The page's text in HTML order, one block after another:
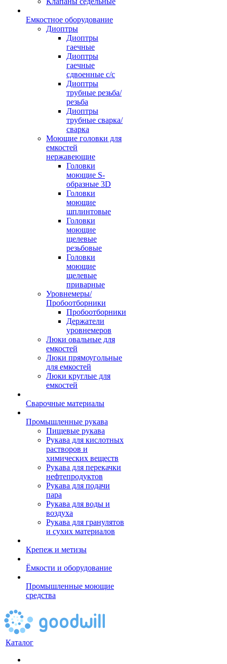
Емкостное оборудование
Диоптры
Диоптры
гаечные
Диоптры
гаечные
сдвоенные c/c
Диоптры
трубные резьба/
резьба
Диоптры
трубные сварка/
сварка
Моющие головки для
емкостей
нержавеющие
Головки
моющие S-
образные 3D
Головки
моющие
шплинтовые
Головки
моющие
щелевые
резьбовые
Головки
моющие
щелевые
приварные
Уровнемеры/
Пробоотборники
Пробоотборники
Держатели
уровнемеров
Люки овальные для
емкостей
Люки прямоугольные
для емкостей
Люки круглые для
емкостей
Сварочные материалы
Промышленные рукава
Пищевые рукава
Рукава для кислотных
растворов и
химических веществ
Рукава для перекачки
нефтепродуктов
Рукава для подачи
пара
Рукава для воды и
воздуха
Рукава для гранулятов
и сухих материалов
Крепеж и метизы
Ёмкости и оборудование
Промышленные моющие
средства
Каталог